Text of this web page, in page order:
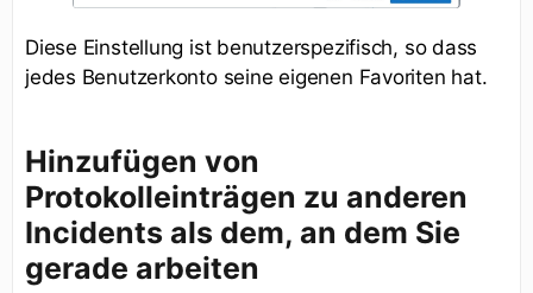
Diese Einstellung ist benutzerspezifisch, so dass
jedes Benutzerkonto seine eigenen Favoriten hat.
Hinzufügen von
Protokolleinträgen zu anderen
Incidents als dem, an dem Sie
gerade arbeiten